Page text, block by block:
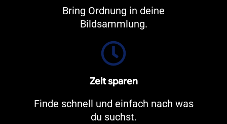
Bring Ordnung in deine
Bildsammlung.
Zeit sparen
Finde schnell und einfach nach was
du suchst.